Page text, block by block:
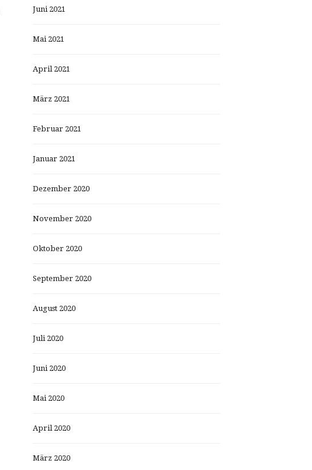
Juni 2021
Mai 2021
April 2021
März 2021
Februar 2021
Januar 2021
Dezember 2020
November 2020
Oktober 2020
September 2020
August 2020
Juli 2020
Juni 2020
Mai 2020
April 2020
März 2020